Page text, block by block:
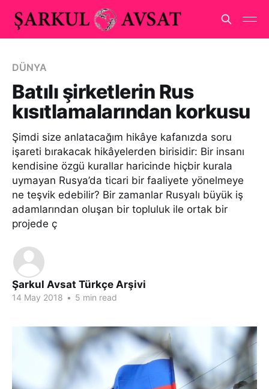
DÜNYA
Batılı şirketlerin Rus
kısıtlamalarından korkusu
Şimdi size anlatacağım hikâye kafanızda soru
işareti bırakacak hikâyelerden birisidir: Bir insanı
kendisine özgü kurallar haricinde hiçbir kurala
uymayan Rusya’da ticari bir faaliyete yönelmeye
ne teşvik edebilir? Bir zamanlar Rusyalı büyük iş
adamlarından oluşan bir topluluk ile ortak bir
projede ç
Şarkul Avsat Türkçe Arşivi
14 May 2018 • 5 min read